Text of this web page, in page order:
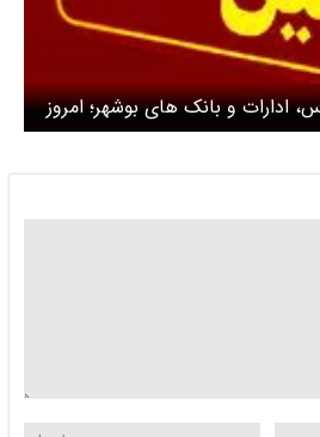
ادارات و بانک های بوشهر؛ امروز